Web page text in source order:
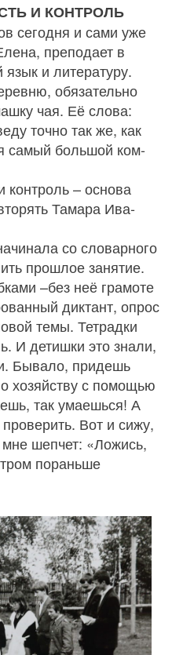
И КОНТРОЛЬ
сегодня и сами уже
преподает в
и литературу.
обязательно
чая. Её сло­ва:
точно так же, как
самый большой ком­
кон­троль – основа
Тамара Ива­
со словарного
прошлое занятие.
–без неё грамоте
диктант, опрос
темы. Тетрадки
И детишки это знали,
Бывало, придешь
хозяйству с помощью
так умаешь­ся! А
Вот и сижу,
шепчет: «Ложись,
по­раньше